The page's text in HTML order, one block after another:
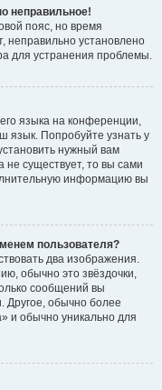
неправильное!
пояс, но время
неправильно установлено
для устранения проблемы.
языка на конференции,
язык. Попробуйте узнать у
нужный вам
не существует, то вы сами
информацию вы
пользователя?
два изображения.
обычно это звёздочки,
сообщений вы
Другое, обычно более
и обычно уникально для